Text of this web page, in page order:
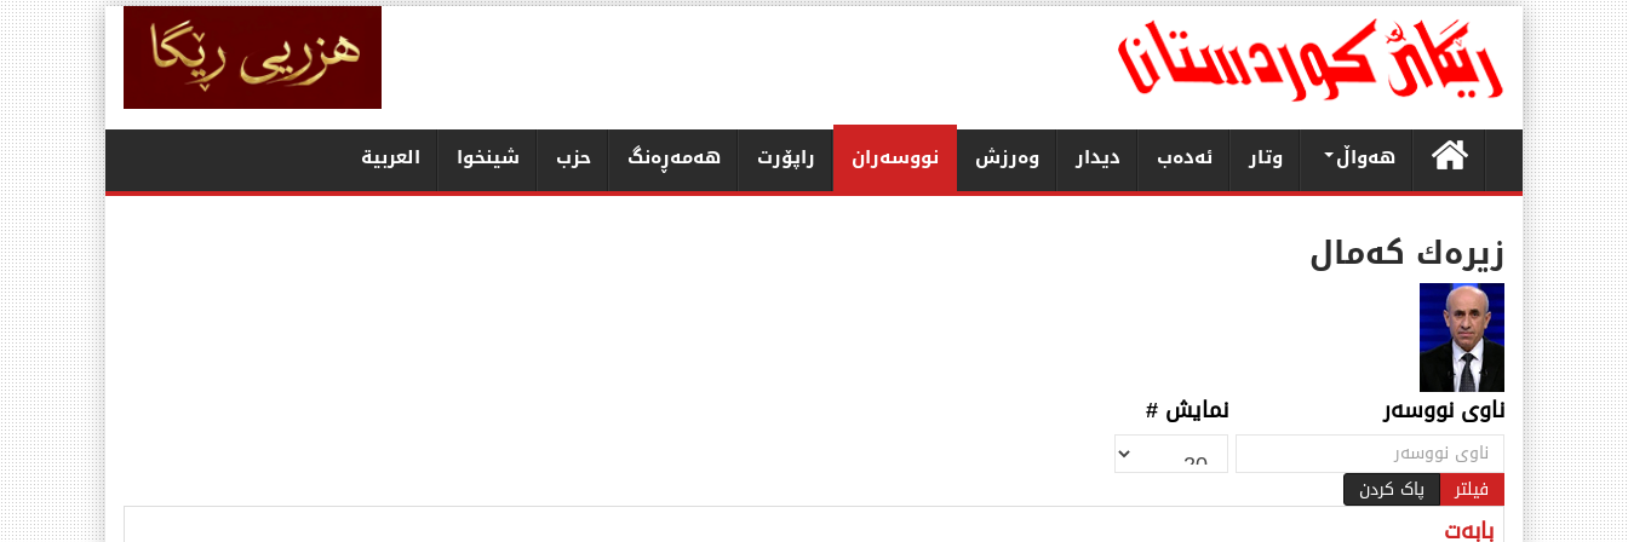
هەواڵ وتار ئەدەب دیدار وەرزش نووسەران راپۆرت هەمەڕەنگ حزب شينخوا العربیة
زیرەك كەمال
ناوی نووسەر
فیلتر پاک کردن
نمایش #
بابەت